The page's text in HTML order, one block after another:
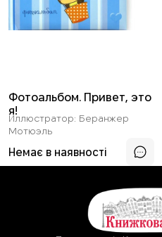
Фотоальбом. Привет, это
я!
Иллюстратор: Беранжер
Мотюэль
Немає в наявності